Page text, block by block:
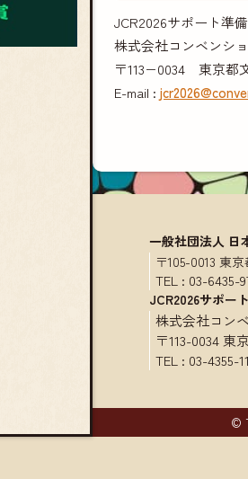
JCR2026サポート準
株式会社コンベンシ
〒113−0034 東京都
E-mail :
一般社団法人 日
〒105-0013 東
TEL : 03-6435-
JCR2026サポー
株式会社コン
〒113-0034 東
TEL : 03-4355-
©